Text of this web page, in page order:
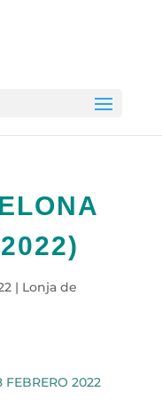
| Lonja de
FEBRERO 2022